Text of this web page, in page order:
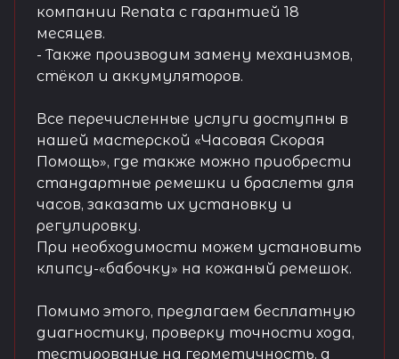
компании Renata с гарантией 18
месяцев.
- Также производим замену механизмов,
стёкол и аккумуляторов.
Все перечисленные услуги доступны в
нашей мастерской «Часовая Скорая
Помощь», где также можно приобрести
стандартные ремешки и браслеты для
часов, заказать их установку и
регулировку.
При необходимости можем установить
клипсу-«бабочку» на кожаный ремешок.
Помимо этого, предлагаем бесплатную
диагностику, проверку точности хода,
тестирование на герметичность, а